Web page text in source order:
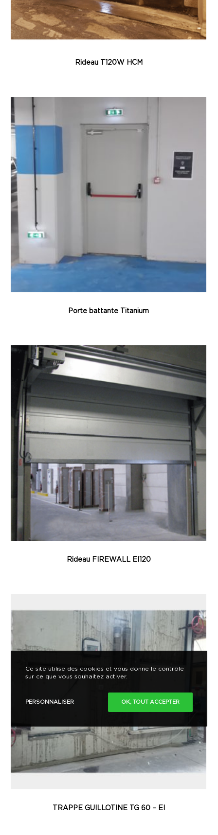
Rideau T120W HCM
Porte battante Titanium
Rideau FIREWALL EI120
TRAPPE GUILLOTINE TG 60 – EI
Ce site utilise des cookies et vous donne le contrôle
sur ce que vous souhaitez activer.
PERSONNALISER OK, TOUT ACCEPTER